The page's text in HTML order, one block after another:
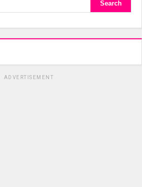
ADVERTISEMENT